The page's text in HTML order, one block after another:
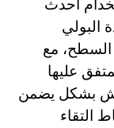
أحدث
البولي
السطح، مع
عليها
يتم الرش بشكل يضمن
التقاء